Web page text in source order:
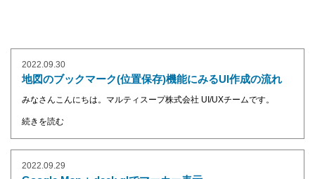
2022.09.30
地図のブックマーク(位置保存)機能にみるUI作成の流れ
みなさんこんにちは。マルティスープ株式会社 UI/UXチームです。
続きを読む
2022.09.29